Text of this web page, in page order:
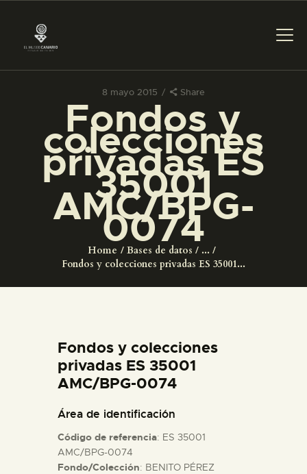
8 mayo 2015 Share
Fondos y
colecciones
privadas ES
35001
AMC/BPG-
0074
Home Bases de datos
...
Fondos y colecciones privadas ES 35001...
PREPARAR LA VISITA
ACTIVIDADES
█
EL MUSEO
ESPAÑOL
ACTIVIDADES
Fondos y colecciones
privadas ES 35001
AMC/BPG-0074
Área de identificación
Código de referencia: ES 35001
AMC/BPG-0074
Fondo/Colección: BENITO PÉREZ